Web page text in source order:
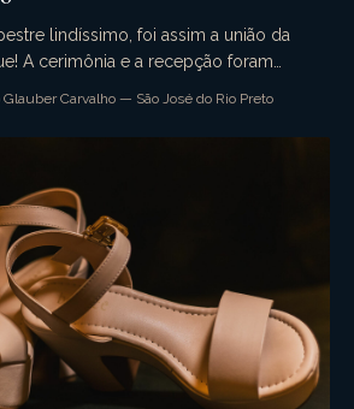
lindíssimo, foi assim a união da
A cerimônia e a recepção foram
Carvalho — São José do Rio Preto